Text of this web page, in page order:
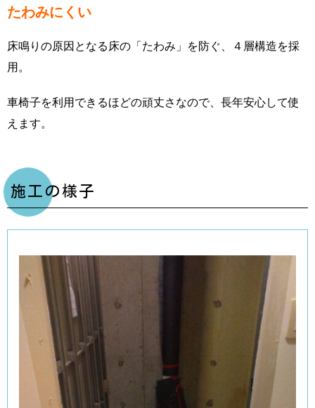
たわみにくい
床鳴りの原因となる床の「たわみ」を防ぐ、４層構造を採
用。
車椅子を利用できるほどの頑丈さなので、長年安心して使
えます。
施工の様子